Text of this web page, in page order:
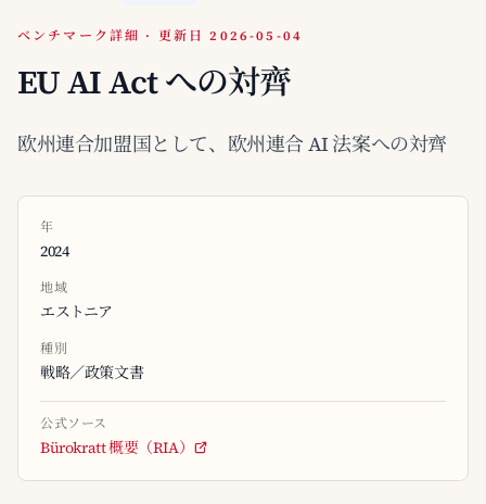
ベンチマーク詳細 · 更新日 2026-05-04
EU AI Act への対齊
欧州連合加盟国として、欧州連合 AI 法案への対齊
年
2024
地域
エストニア
種別
戦略／政策文書
公式ソース
Bürokratt 概要（RIA）